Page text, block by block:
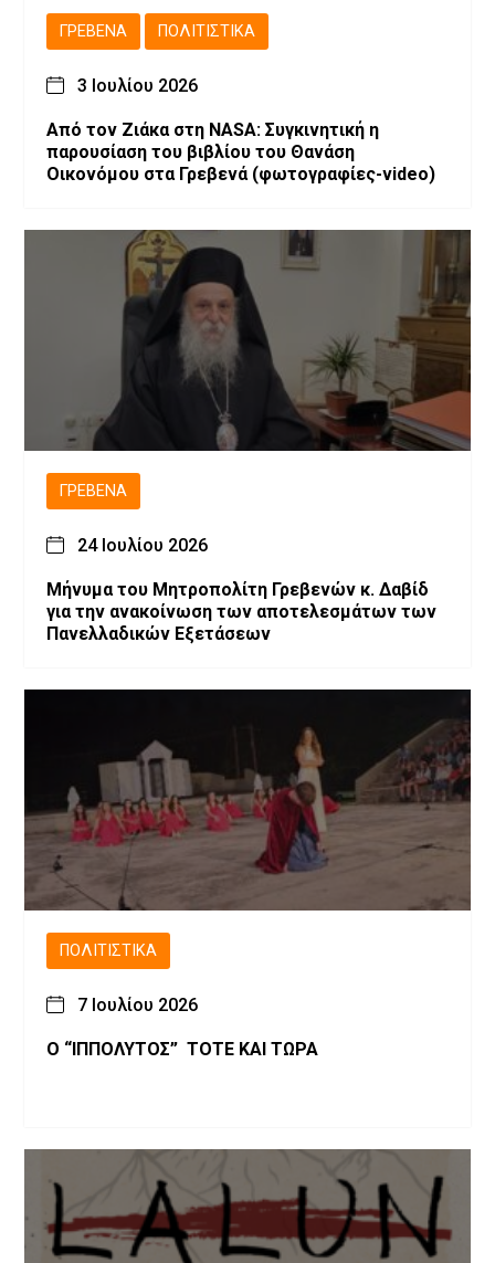
ΓΡΕΒΕΝΆ ΠΟΛΙΤΙΣΤΙΚΆ
3 Ιουλίου 2026
Από τον Ζιάκα στη NASA: Συγκινητική η
παρουσίαση του βιβλίου του Θανάση
Οικονόμου στα Γρεβενά (φωτογραφίες-video)
ΓΡΕΒΕΝΆ
24 Ιουλίου 2026
Μήνυμα του Μητροπολίτη Γρεβενών κ. Δαβίδ
για την ανακοίνωση των αποτελεσμάτων των
Πανελλαδικών Εξετάσεων
ΠΟΛΙΤΙΣΤΙΚΆ
7 Ιουλίου 2026
Ο “ΙΠΠΟΛΥΤΟΣ” ΤΟΤΕ ΚΑΙ ΤΩΡΑ